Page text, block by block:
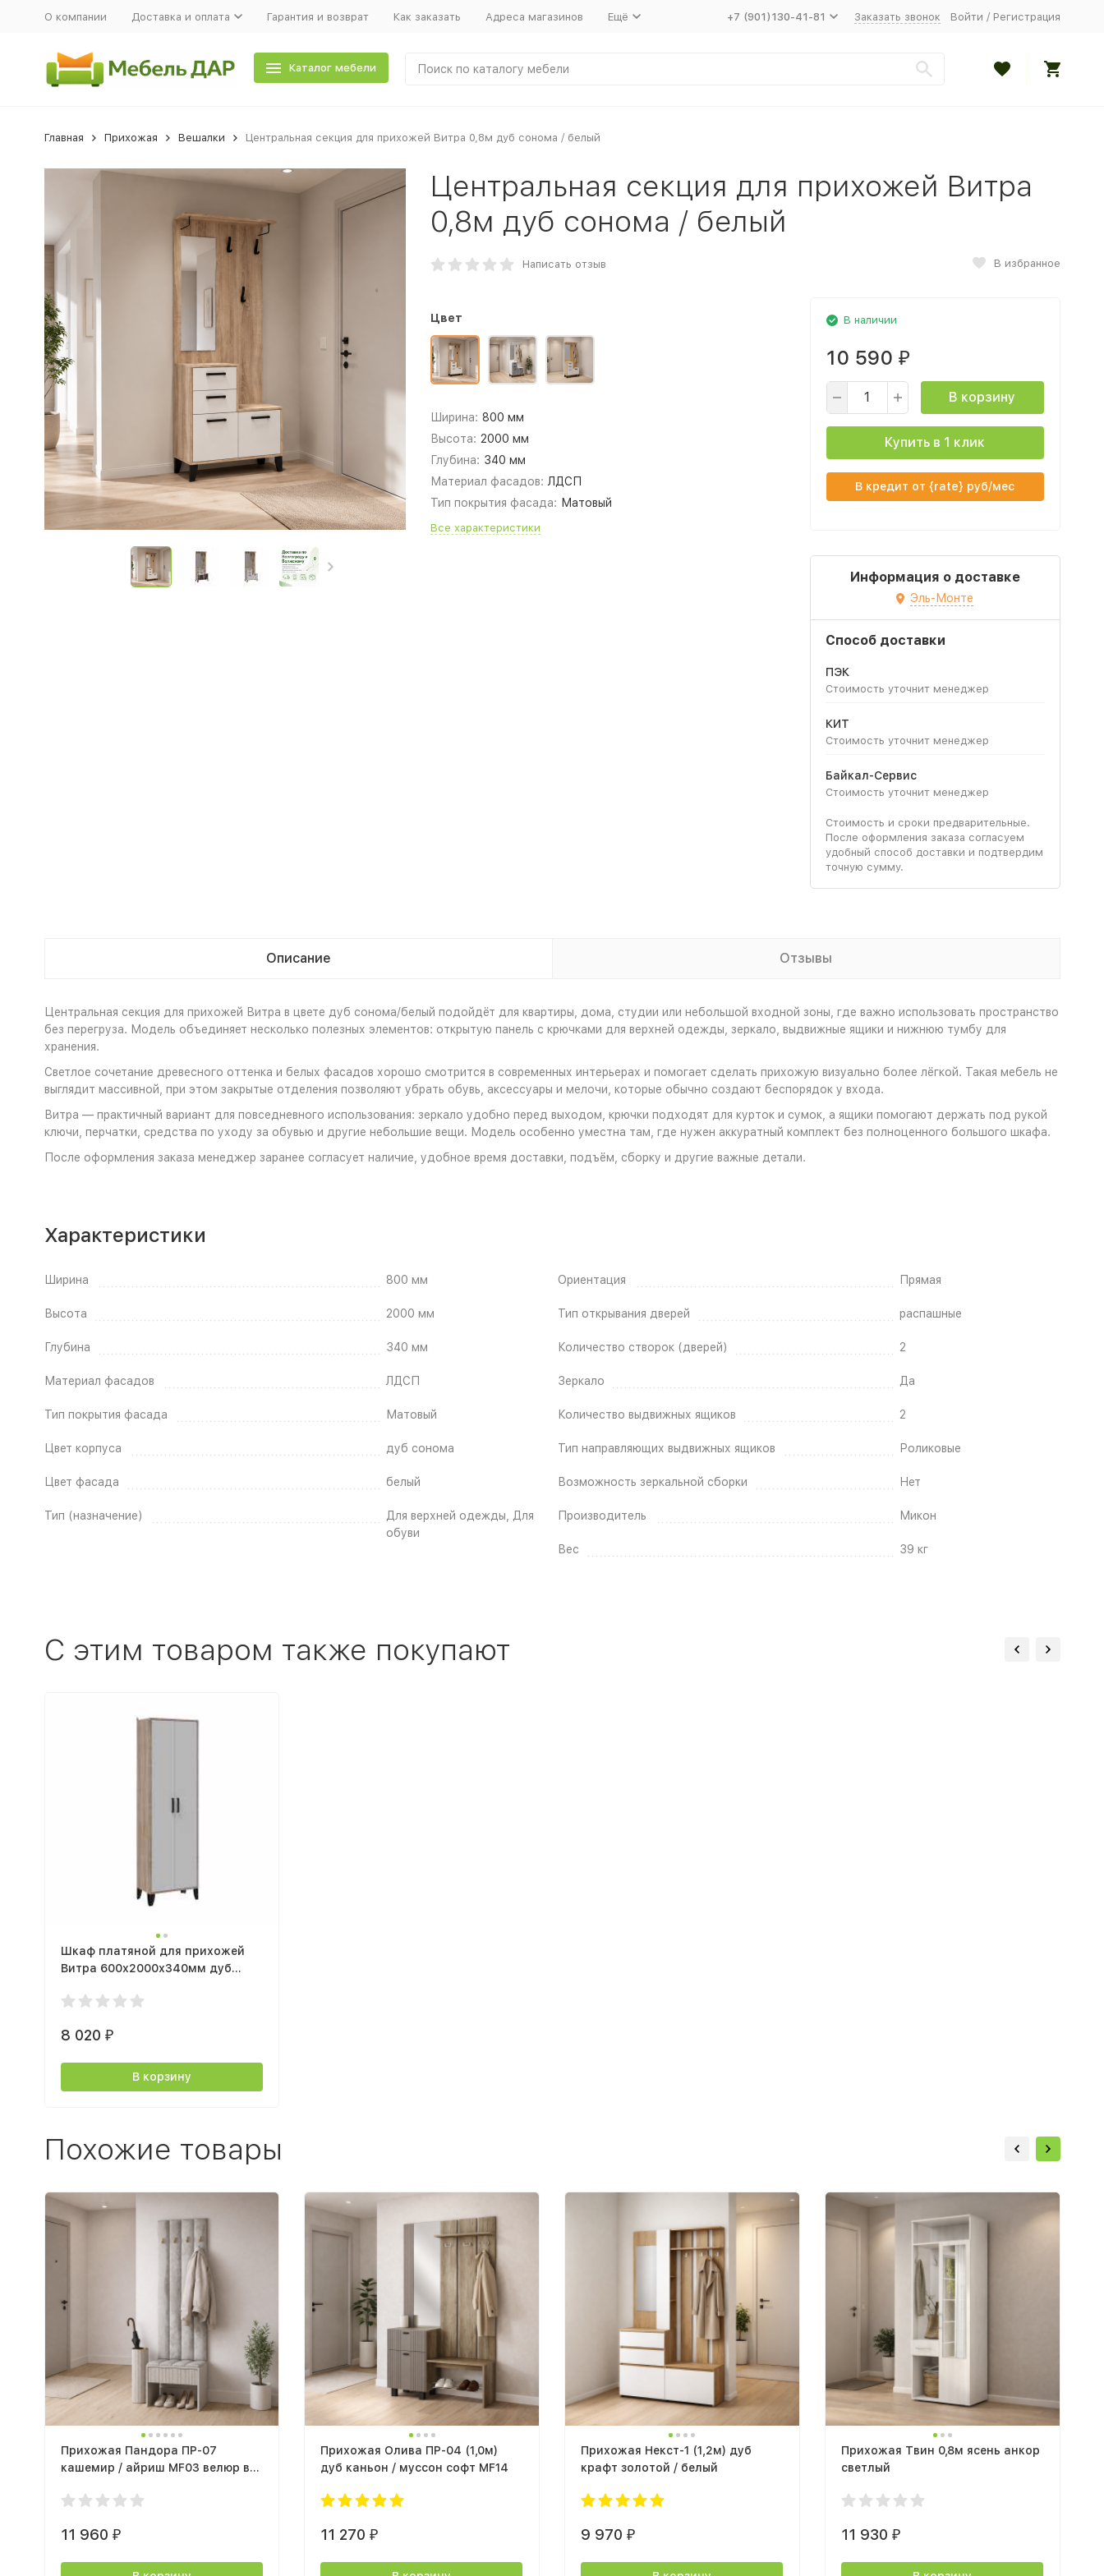
О компании Доставка и оплата Гарантия и возврат Как заказать Адреса магазинов Ещё +7 (901)130-41-81 Заказать звонок Войти / Регистрация
Каталог мебели
Главная Прихожая Вешалки Центральная секция для прихожей Витра 0,8м дуб сонома / белый
Центральная секция для прихожей Витра
0,8м дуб сонома / белый
Написать отзыв В избранное
Цвет
Ширина: 800 мм
Высота: 2000 мм
Глубина: 340 мм
Материал фасадов: ЛДСП
Тип покрытия фасада: Матовый
Все характеристики
В наличии
10 590 ₽
В корзину
Купить в 1 клик
В кредит от {rate} руб/мес
Информация о доставке
Эль-Монте
Способ доставки
ПЭК
Стоимость уточнит менеджер
КИТ
Стоимость уточнит менеджер
Байкал-Сервис
Стоимость уточнит менеджер
Стоимость и сроки предварительные.
После оформления заказа согласуем
удобный способ доставки и подтвердим
точную сумму.
Описание Отзывы
Центральная секция для прихожей Витра в цвете дуб сонома/белый подойдёт для квартиры, дома, студии или небольшой входной зоны, где важно использовать пространство
без перегруза. Модель объединяет несколько полезных элементов: открытую панель с крючками для верхней одежды, зеркало, выдвижные ящики и нижнюю тумбу для
хранения.
Светлое сочетание древесного оттенка и белых фасадов хорошо смотрится в современных интерьерах и помогает сделать прихожую визуально более лёгкой. Такая мебель не
выглядит массивной, при этом закрытые отделения позволяют убрать обувь, аксессуары и мелочи, которые обычно создают беспорядок у входа.
Витра — практичный вариант для повседневного использования: зеркало удобно перед выходом, крючки подходят для курток и сумок, а ящики помогают держать под рукой
ключи, перчатки, средства по уходу за обувью и другие небольшие вещи. Модель особенно уместна там, где нужен аккуратный комплект без полноценного большого шкафа.
После оформления заказа менеджер заранее согласует наличие, удобное время доставки, подъём, сборку и другие важные детали.
Характеристики
Ширина 800 мм
Высота 2000 мм
Глубина 340 мм
Материал фасадов ЛДСП
Тип покрытия фасада Матовый
Цвет корпуса дуб сонома
Цвет фасада белый
Тип (назначение)
Для верхней одежды, Для
обуви
Ориентация Прямая
Тип открывания дверей распашные
Количество створок (дверей) 2
Зеркало Да
Количество выдвижных ящиков 2
Тип направляющих выдвижных ящиков Роликовые
Возможность зеркальной сборки Нет
Производитель Микон
Вес 39 кг
C этим товаром также покупают
Шкаф платяной для прихожей
Витра 600х2000х340мм дуб
8 020 ₽
В корзину
Похожие товары
Прихожая Пандора ПР-07
кашемир / айриш MF03 велюр в
11 960 ₽
Прихожая Олива ПР-04 (1,0м)
дуб каньон / муссон софт MF14
11 270₽
Прихожая Некст-1 (1,2м) дуб
крафт золотой / белый
9 970 ₽
Прихожая Твин 0,8м ясень анкор
светлый
11 930 ₽